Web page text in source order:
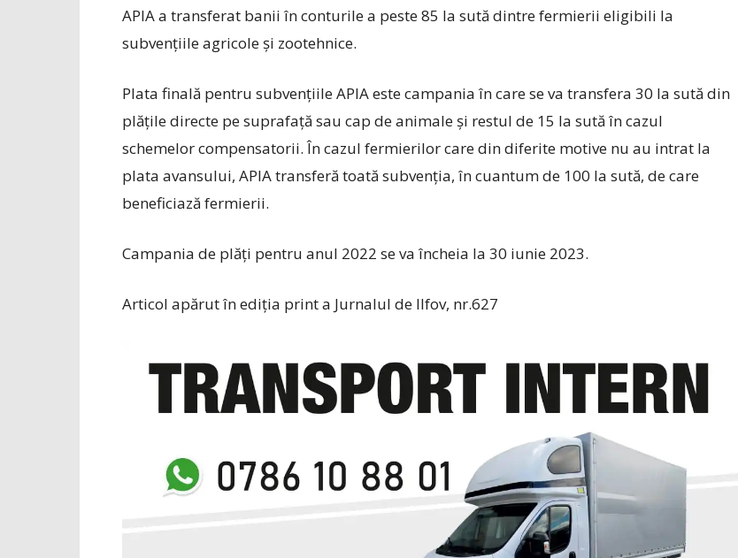
APIA a transferat banii în conturile a peste 85 la sută dintre fermierii eligibili la
subvențiile agricole și zootehnice.
Plata finală pentru subvențiile APIA este campania în care se va transfera 30 la sută din
plățile directe pe suprafață sau cap de animale și restul de 15 la sută în cazul
schemelor compensatorii. În cazul fermierilor care din diferite motive nu au intrat la
plata avansului, APIA transferă toată subvenția, în cuantum de 100 la sută, de care
beneficiază fermierii.
Campania de plăți pentru anul 2022 se va încheia la 30 iunie 2023.
Articol apărut în ediția print a Jurnalul de Ilfov, nr.627